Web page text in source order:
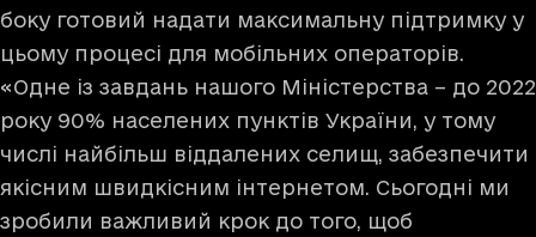
боку готовий надати максимальну підтримку у
цьому процесі для мобільних операторів.
«Одне із завдань нашого Міністерства – до 2022
року 90% населених пунктів України, у тому
числі найбільш віддалених селищ, забезпечити
якісним швидкісним інтернетом. Сьогодні ми
зробили важливий крок до того, щоб